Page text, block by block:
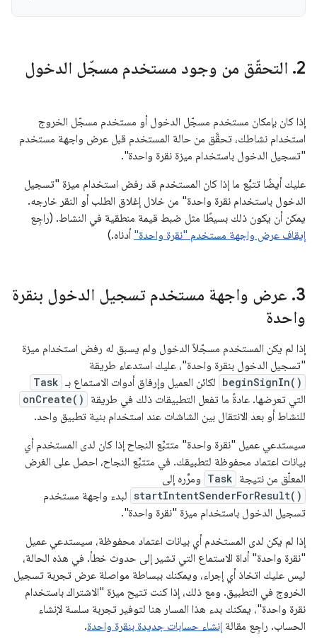
‫2
. التحقّق من وجود مستخدم مسجّل الدخول
إذا كان بإمكان مستخدم مسجّل الدخول أو مستخدم مسجّل الخروج
استخدام نشاطك، تحقَّق من حالة المستخدم قبل عرض واجهة مستخدم
"تسجيل الدخول باستخدام ميزة نقرة واحدة".
عليك أيضًا تتبُّع ما إذا كان المستخدم قد رفض استخدام ميزة "تسجيل
الدخول باستخدام نقرة واحدة" من خلال إغلاق الطلب أو النقر خارجه.
يمكن أن يكون ذلك بسيطًا مثل ضبط قيمة منطقية في النشاط. (راجِع
إيقاف عرض واجهة مستخدم "نقرة واحدة" أدناه.)
‫3
. عرض واجهة مستخدم تسجيل الدخول بنقرة
واحدة
إذا لم يكن المستخدم مسجّلاً الدخول ولم يسبق له رفض استخدام ميزة
"تسجيل الدخول بنقرة واحدة"، عليك استدعاء طريقة
beginSignIn() لكائن العميل وإرفاق أدوات الاستماع بـ Task
التي تعرضها. عادةً ما تفعل التطبيقات ذلك في طريقة onCreate()
للنشاط أو بعد الانتقال بين الشاشات عند استخدام بنية تطبيق واحد.
سيستدعي عميل "نقرة واحدة" متتبِّع النجاح إذا كان لدى المستخدم أي
بيانات اعتماد محفوظة لتطبيقك. في متتبِّع النجاح، احصل على الغرض
المعلّق من نتيجة Task ومرِّره إلى
startIntentSenderForResult() لبدء واجهة مستخدم
تسجيل الدخول باستخدام ميزة "نقرة واحدة".
إذا لم يكن لدى المستخدم أي بيانات اعتماد محفوظة، سيستدعي عميل
"نقرة واحدة" أداة الاستماع التي تشير إلى حدوث خطأ. في هذه الحالة،
ليس عليك اتخاذ أي إجراء، ويمكنك ببساطة مواصلة عرض تجربة تسجيل
الخروج في التطبيق. ومع ذلك، إذا كنت تتيح ميزة "الاشتراك باستخدام
نقرة واحدة"، يمكنك بدء هذا المسار هنا لتوفير تجربة سلسة لإنشاء
الحساب. راجِع مقالة إنشاء حسابات جديدة بنقرة واحدة.